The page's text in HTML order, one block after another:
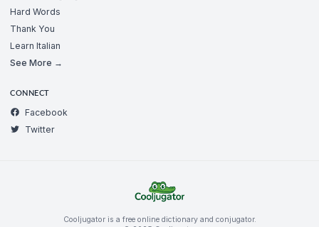
Hard Words
Thank You
Learn Italian
See More →
CONNECT
Facebook
Twitter
Cooljugator is a free online dictionary and conjugator.